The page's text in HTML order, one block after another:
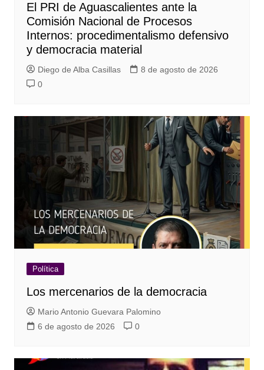
El PRI de Aguascalientes ante la
Comisión Nacional de Procesos
Internos: procedimentalismo defensivo
y democracia material
Diego de Alba Casillas
8 de agosto de 2026
0
Política
Los mercenarios de la democracia
Mario Antonio Guevara Palomino
6 de agosto de 2026
0